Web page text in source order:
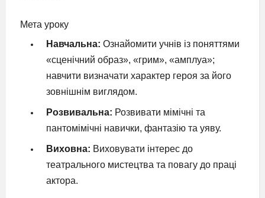
Мета уроку
Навчальна: Ознайомити учнів із поняттями
«сценічний образ», «грим», «амплуа»;
навчити визначати характер героя за його
зовнішнім виглядом.
Розвивальна: Розвивати мімічні та
пантомімічні навички, фантазію та уяву.
Виховна: Виховувати інтерес до
театрального мистецтва та повагу до праці
актора.